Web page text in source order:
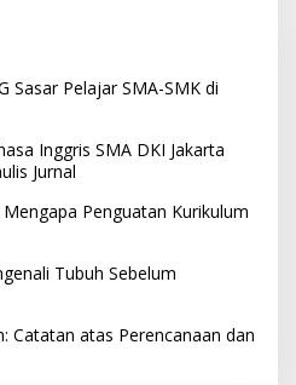
Sasar Pelajar SMA-SMK di
Inggris SMA DKI Jakarta
Jurnal
Penguatan Kurikulum
Tubuh Sebelum
Catatan atas Perencanaan dan